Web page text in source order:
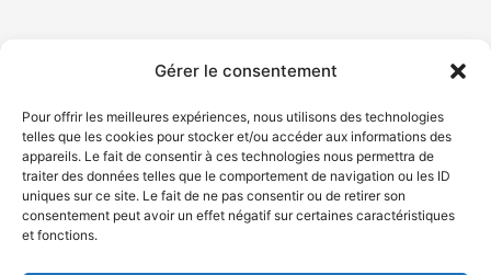
Gérer le consentement
Pour offrir les meilleures expériences, nous utilisons des technologies
telles que les cookies pour stocker et/ou accéder aux informations des
appareils. Le fait de consentir à ces technologies nous permettra de
traiter des données telles que le comportement de navigation ou les ID
uniques sur ce site. Le fait de ne pas consentir ou de retirer son
consentement peut avoir un effet négatif sur certaines caractéristiques
et fonctions.